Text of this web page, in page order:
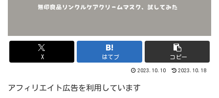
X はてブ コピー
2023.10.10 2023.10.18
アフィリエイト広告を利用しています